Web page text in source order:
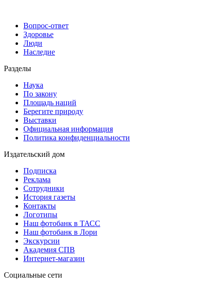
Вопрос-ответ
Здоровье
Люди
Наследие
Разделы
Наука
По закону
Площадь наций
Берегите природу
Выставки
Официальная информация
Политика конфиденциальности
Издательский дом
Подписка
Реклама
Сотрудники
История газеты
Контакты
Логотипы
Наш фотобанк в ТАСС
Наш фотобанк в Лори
Экскурсии
Академия СПВ
Интернет-магазин
Социальные сети